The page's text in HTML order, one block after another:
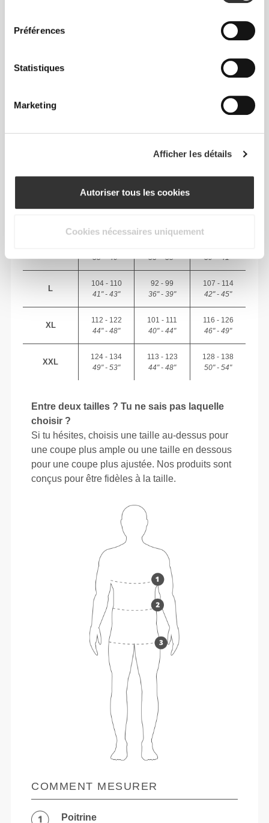
Préférences
Statistiques
Marketing
Afficher les détails
Autoriser tous les cookies
Cookies nécessaires uniquement
Liberté totale de mouvement. Une coupe
confortable et décontractée pour un look casual.
TES MENSURATIONS
TAILLE
POITRINE
TAILLE
HANCHES
88 - 94
74 - 81
89 - 96
38" - 40"
33" - 35"
39" - 41"
L
104 - 110
41" - 43"
92 - 99
36" - 39"
107 - 114
42" - 45"
XL
112 - 122
44" - 48"
101 - 111
40" - 44"
116 - 126
46" - 49"
XXL
124 - 134
49" - 53"
113 - 123
44" - 48"
128 - 138
50" - 54"
Entre deux tailles ? Tu ne sais pas laquelle
choisir ?
Si tu hésites, choisis une taille au-dessus pour
une coupe plus ample ou une taille en dessous
pour une coupe plus ajustée. Nos produits sont
conçus pour être fidèles à la taille.
COMMENT MESURER
Poitrine